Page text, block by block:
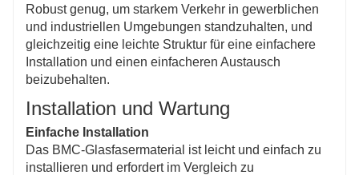
Robust genug, um starkem Verkehr in gewerblichen
und industriellen Umgebungen standzuhalten, und
gleichzeitig eine leichte Struktur für eine einfachere
Installation und einen einfacheren Austausch
beizubehalten.
Installation und Wartung
Einfache Installation
Das BMC-Glasfasermaterial ist leicht und einfach zu
installieren und erfordert im Vergleich zu